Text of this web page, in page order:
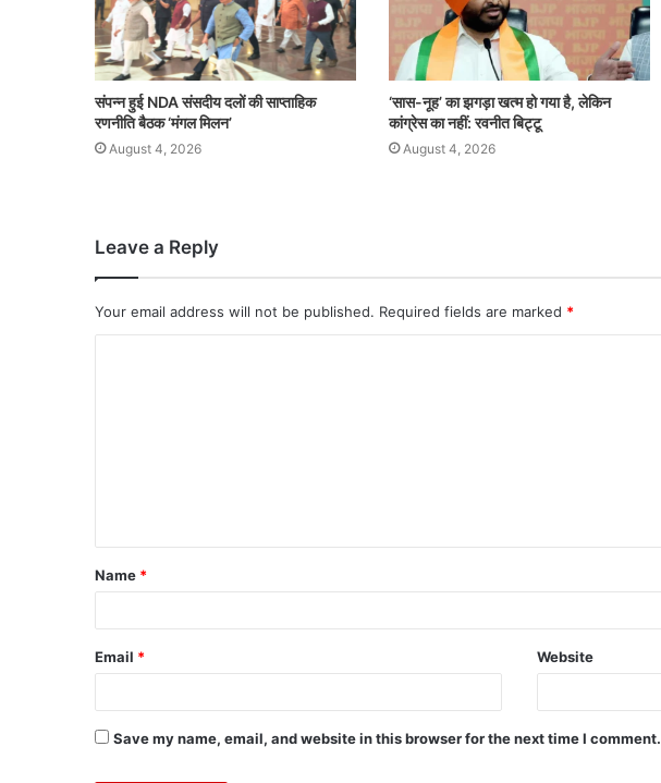
संपन्न हुई NDA संसदीय दलों की साप्ताहिक
रणनीति बैठक ‘मंगल मिलन’
August 4, 2026
‘सास-नूह’ का झगड़ा खत्म हो गया है, लेकिन
कांग्रेस का नहीं: रवनीत बिट्टू
August 4, 2026
Leave a Reply
Your email address will not be published. Required fields are marked *
Name *
Email * Website
Save my name, email, and website in this browser for the next time I comment.